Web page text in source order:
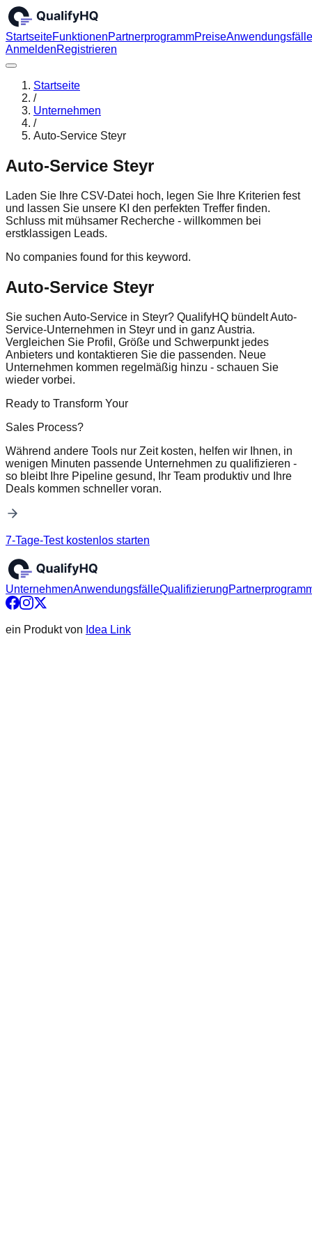
StartseiteFunktionenPartnerprogrammPreiseAnwendungsfälle
AnmeldenRegistrieren
Startseite
/
Unternehmen
/
Auto-Service Steyr
Auto-Service Steyr
Laden Sie Ihre CSV-Datei hoch, legen Sie Ihre Kriterien fest
und lassen Sie unsere KI den perfekten Treffer finden.
Schluss mit mühsamer Recherche - willkommen bei
erstklassigen Leads.
No companies found for this keyword.
Auto-Service Steyr
Sie suchen Auto-Service in Steyr? QualifyHQ bündelt Auto-
Service-Unternehmen in Steyr und in ganz Austria.
Vergleichen Sie Profil, Größe und Schwerpunkt jedes
Anbieters und kontaktieren Sie die passenden. Neue
Unternehmen kommen regelmäßig hinzu - schauen Sie
wieder vorbei.
Ready to Transform Your
Sales Process?
Während andere Tools nur Zeit kosten, helfen wir Ihnen, in
wenigen Minuten passende Unternehmen zu qualifizieren -
so bleibt Ihre Pipeline gesund, Ihr Team produktiv und Ihre
Deals kommen schneller voran.
7-Tage-Test kostenlos starten
UnternehmenAnwendungsfälleQualifizierung
ein Produkt von Idea Link